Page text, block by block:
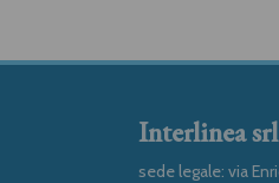
Interlinea
sede legale: via